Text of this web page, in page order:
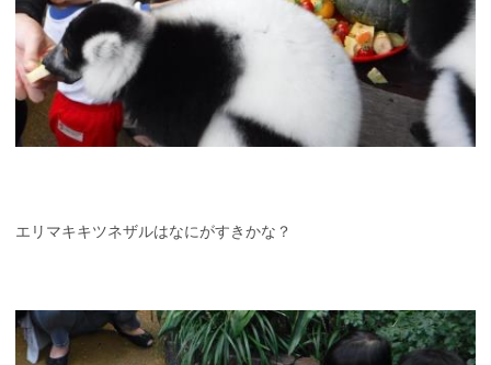
エリマキキツネザルはなにがすきかな？